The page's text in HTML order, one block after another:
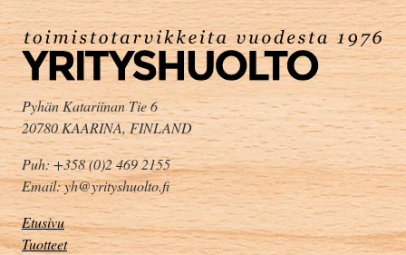
Pyhän Katariinan Tie 6
20780 KAARINA, FINLAND
Puh: +358 (0)2 469 2155
Email: yh@yrityshuolto.fi
Etusivu
Tuotteet